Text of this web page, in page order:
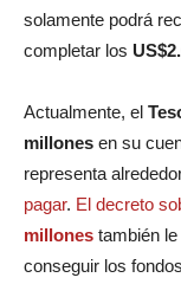
solamente podrá
completar los
Actualmente, el
millones en su
representa
pagar. El decreto
millones también
conseguir los